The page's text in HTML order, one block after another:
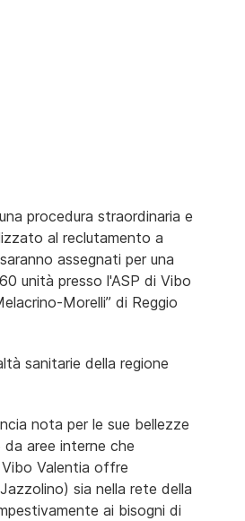
procedura straordinaria e
al reclutamento a
assegnati per una
unità presso l'ASP di Vibo
Morelli” di Reggio
sanitarie della regione
nota per le sue bellezze
aree interne che
Valentia offre
sia nella rete della
ai bisogni di